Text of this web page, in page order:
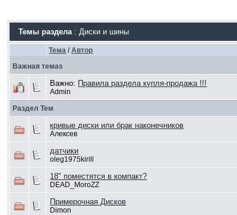
Темы раздела: Диски и шины
Тема /Автор
Важная темаs
Важно: Правила раздела купля-продажа !!!
Admin
Раздел Тем
кривые диски или брак наконечников
Алексев
датчики
oleg1975kirill
18" поместятся в компакт?
DEAD_MoroZZ
Примерочная Дисков
Dimon